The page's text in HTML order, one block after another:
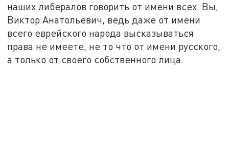
наших либералов говорить от имени всех. Вы,
Виктор Анатольевич, ведь даже от имени
всего еврейского народа высказываться
права не имеете, не то что от имени русского,
а только от своего собственного лица.